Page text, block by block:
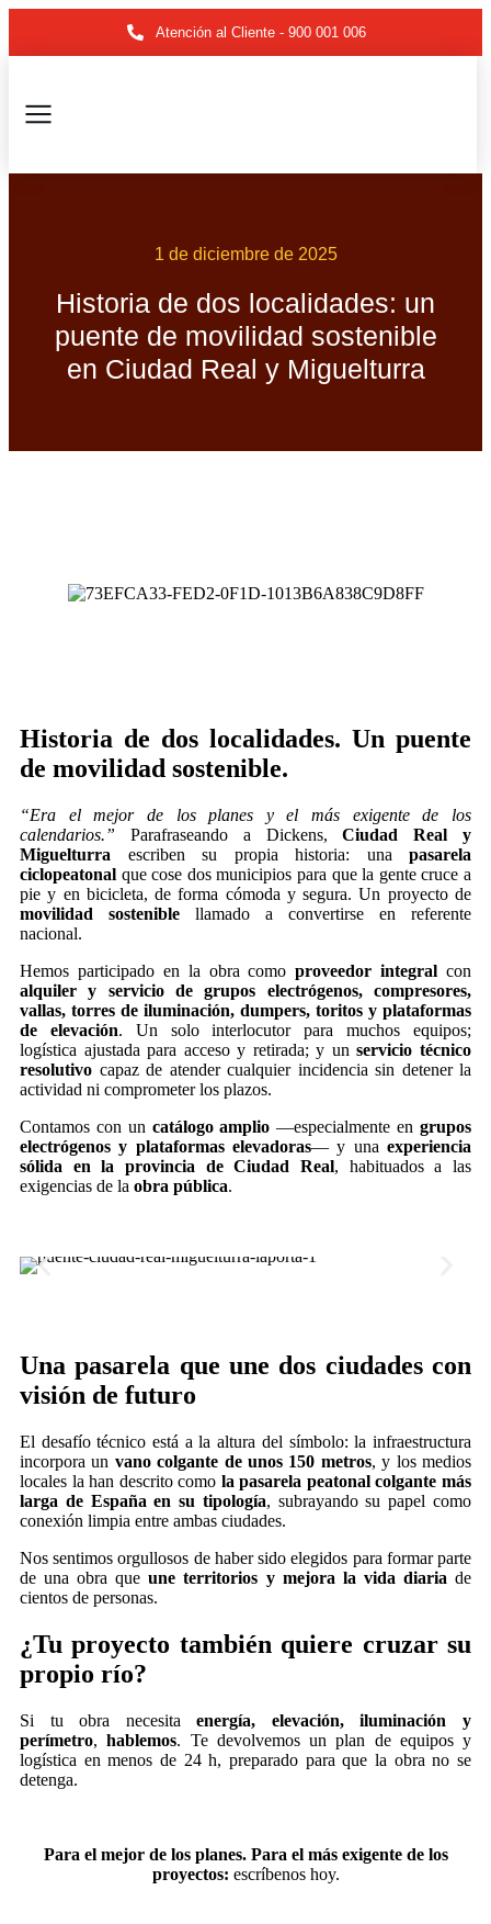
Atención al Cliente - 900 001 006
1 de diciembre de 2025
Historia de dos localidades: un
puente de movilidad sostenible
en Ciudad Real y Miguelturra
Historia de dos localidades. Un puente
de movilidad sostenible.
“Era el mejor de los planes y el más exigente de los
calendarios.” Parafraseando a Dickens,Ciudad Real y
Miguelturra escriben su propia historia: una pasarela
ciclopeatonal que cose dos municipios para que la gente cruce a
pie y en bicicleta, de forma cómoda y segura. Un proyecto de
movilidad sostenible llamado a convertirse en referente
nacional.
Hemos participado en la obra comoproveedor integral con
alquiler y servicio de grupos electrógenos, compresores,
vallas, torres de iluminación, dumpers, toritos y plataformas
de elevación. Un solo interlocutor para muchos equipos;
logística ajustada para acceso y retirada; y unservicio técnico
resolutivo capaz de atender cualquier incidencia sin detener la
actividad ni comprometer los plazos.
Contamos con un catálogo amplio —especialmente engrupos
electrógenos y plataformas elevadoras— y una experiencia
sólida en la provincia de Ciudad Real, habituados a las
exigencias de la obra pública.
Una pasarela que une dos ciudades con
visión de futuro
El desafío técnico está a la altura del símbolo: la infraestructura
incorpora un vano colgante de unos 150 metros, y los medios
locales la han descrito como la pasarela peatonal colgante más
larga de España en su tipología, subrayando su papel como
conexión limpia entre ambas ciudades.
Nos sentimos orgullosos de haber sido elegidos para formar parte
de una obra queune territorios y mejora la vida diaria de
cientos de personas.
¿Tu proyecto también quiere cruzar su
propio río?
Si tu obra necesitaenergía, elevación, iluminación y
perímetro,hablemos. Te devolvemos un plan de equipos y
logística en menos de 24 h, preparado para que la obra no se
detenga.
Para el mejor de los planes. Para el más exigente de los
proyectos: escríbenos hoy.